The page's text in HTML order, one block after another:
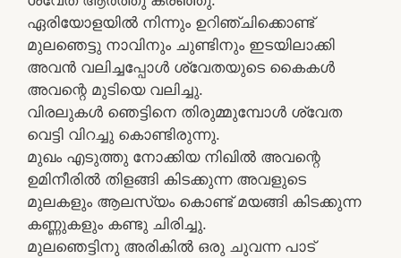
ഏരിയോളയിൽ നിന്നും ഉറിഞ്ചിക്കൊണ്ട്
മുലഞെട്ടു നാവിനും ചുണ്ടിനും ഇടയിലാക്കി
അവൻ വലിച്ചപ്പോൾ ശ്വേതയുടെ കൈകൾ
അവന്റെ മുടിയെ വലിച്ചു.
വിരലുകൾ ഞെട്ടിനെ തിരുമ്മുമ്പോൾ ശ്വേത
വെട്ടി വിറച്ചു കൊണ്ടിരുന്നു.
മുഖം എടുത്തു നോക്കിയ നിഖിൽ അവന്റെ
ഉമിനീരിൽ തിളങ്ങി കിടക്കുന്ന അവളുടെ
മുലകളും ആലസ്യം കൊണ്ട് മയങ്ങി കിടക്കുന്ന
കണ്ണുകളും കണ്ടു ചിരിച്ചു.
മുലഞെട്ടിനു അരികിൽ ഒരു ചുവന്ന പാട്